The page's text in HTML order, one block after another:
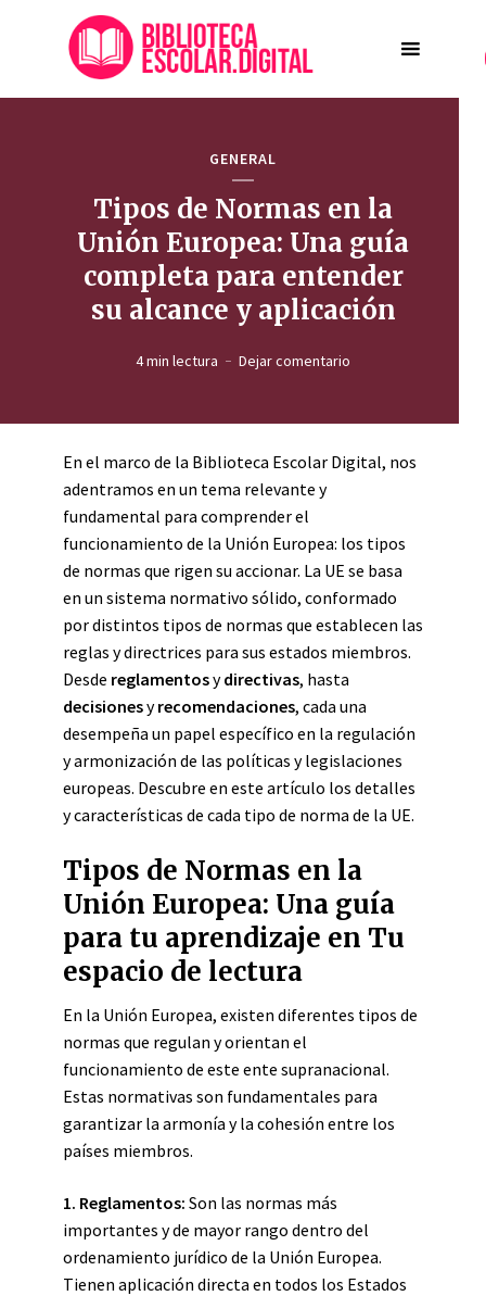
GENERAL
Tipos de Normas en la
Unión Europea: Una guía
completa para entender
su alcance y aplicación
4 min lectura Dejar comentario
En el marco de la Biblioteca Escolar Digital, nos
adentramos en un tema relevante y
fundamental para comprender el
funcionamiento de la Unión Europea: los tipos
de normas que rigen su accionar. La UE se basa
en un sistema normativo sólido, conformado
por distintos tipos de normas que establecen las
reglas y directrices para sus estados miembros.
Desde reglamentosydirectivas, hasta
decisionesyrecomendaciones, cada una
desempeña un papel específico en la regulación
y armonización de las políticas y legislaciones
europeas. Descubre en este artículo los detalles
y características de cada tipo de norma de la UE.
Tipos de Normas en la
Unión Europea: Una guía
para tu aprendizaje en Tu
espacio de lectura
En la Unión Europea, existen diferentes tipos de
normas que regulan y orientan el
funcionamiento de este ente supranacional.
Estas normativas son fundamentales para
garantizar la armonía y la cohesión entre los
países miembros.
1. Reglamentos: Son las normas más
importantes y de mayor rango dentro del
ordenamiento jurídico de la Unión Europea.
Tienen aplicación directa en todos los Estados